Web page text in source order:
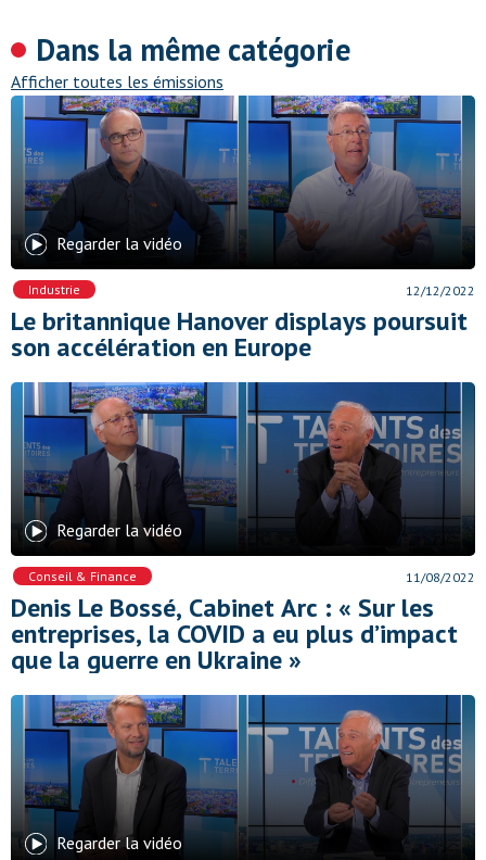
Dans la même catégorie
Afficher toutes les émissions
Regarder la vidéo
Industrie 12/12/2022
Le britannique Hanover displays poursuit
son accélération en Europe
Regarder la vidéo
Conseil & Finance 11/08/2022
Denis Le Bossé, Cabinet Arc : « Sur les
entreprises, la COVID a eu plus d’impact
que la guerre en Ukraine »
Regarder la vidéo